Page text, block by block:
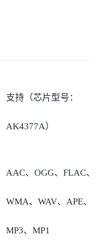
当地运营商部署;
2、n3/n5/n8/n28需运营商
5G（需要开通VoLTE业
务）”；
4、若数据卡是电信卡，非
支持（芯片型号：
AK4377A）
AAC、OGG、FLAC、
WMA、WAV、APE、
MP3、MP1